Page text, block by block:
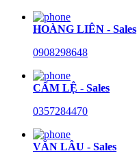
HOÀNG LIÊN - Sales
0908298648
CẨM LỆ - Sales
0357284470
VĂN LÂU - Sales